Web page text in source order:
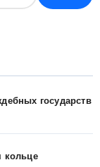
государств
кольце